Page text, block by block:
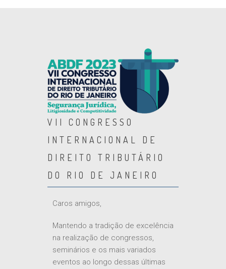
VII CONGRESSO
INTERNACIONAL DE
DIREITO TRIBUTÁRIO
DO RIO DE JANEIRO
Caros amigos,
Mantendo a tradição de excelência
na realização de congressos,
seminários e os mais variados
eventos ao longo dessas últimas